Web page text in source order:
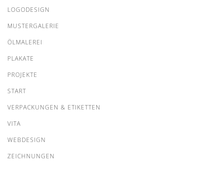
LOGODESIGN
MUSTERGALERIE
ÖLMALEREI
PLAKATE
PROJEKTE
START
VERPACKUNGEN & ETIKETTEN
VITA
WEBDESIGN
ZEICHNUNGEN